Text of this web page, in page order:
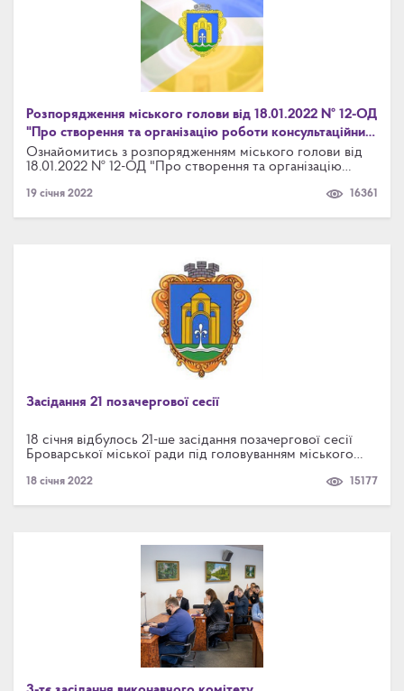
Розпорядження міського голови від 18.01.2022 № 12-ОД
"Про створення та організацію роботи консультаційних
пунктів з питань цивільного захисту на території
Броварської міської територіальної громади"
Ознайомитись з розпорядженням міського голови від
18.01.2022 № 12-ОД "Про створення та організацію
захисту на території Броварської міської
19 січня 2022 16361
Засідання 21 позачергової сесії
18 січня відбулось 21-ше засідання позачергової сесії
Броварської міської ради під головуванням міського
проекти рішень.
18 січня 2022 15177